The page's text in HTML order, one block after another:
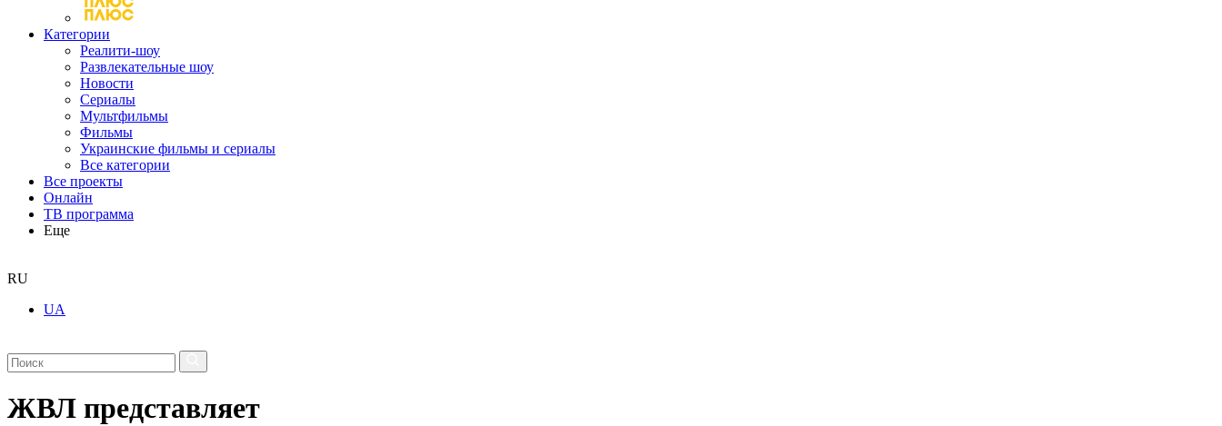
Категории
Реалити-шоу
Развлекательные шоу
Новости
Сериалы
Мультфильмы
Фильмы
Украинские фильмы и сериалы
Все категории
Все проекты
Онлайн
ТВ программа
Еще
RU
UA
ЖВЛ представляет